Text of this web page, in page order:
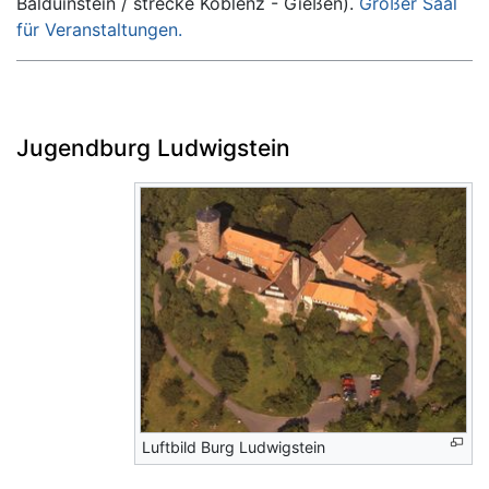
für Veranstaltungen.
Jugendburg Ludwigstein
Luftbild Burg Ludwigstein